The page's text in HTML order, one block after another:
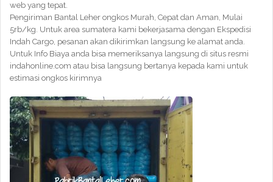
web yang tepat.
Pengiriman Bantal Leher ongkos Murah, Cepat dan Aman, Mulai
5rb/kg. Untuk area sumatera kami bekerjasama dengan Ekspedisi
Indah Cargo, pesanan akan dikirimkan langsung ke alamat anda.
Untuk Info Biaya anda bisa memeriksanya langsung di situs resmi
indahonline.com atau bisa langsung bertanya kepada kami untuk
estimasi ongkos kirimnya